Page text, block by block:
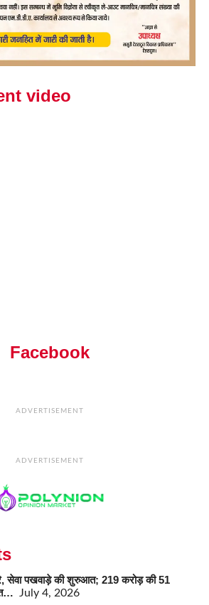
video
Facebook
ADVERTISEMENT
ADVERTISEMENT
सेवा पखवाड़े की शुरुआत; 219 करोड़ की 51
July 4, 2026